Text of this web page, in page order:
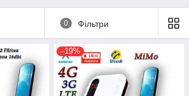
0 Фільтри
–19%